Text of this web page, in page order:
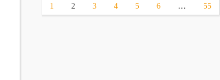
1 2 3 4 5 6 … 55